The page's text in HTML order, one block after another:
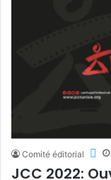
Comité éditorial
JCC 2022: